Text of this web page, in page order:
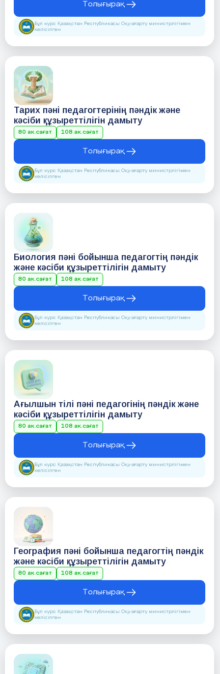
Толығырақ
Бұл курс Қазақстан Республикасы Оқу-ағарту министрлігімен
келісілген
Тарих пәні педагогтерінің пәндік және
кәсіби құзыреттілігін дамыту
80 ак.сағат 108 ак.сағат
Толығырақ
Бұл курс Қазақстан Республикасы Оқу-ағарту министрлігімен
келісілген
Биология пәні бойынша педагогтің пәндік
және кәсіби құзыреттілігін дамыту
80 ак.сағат 108 ак.сағат
Толығырақ
Бұл курс Қазақстан Республикасы Оқу-ағарту министрлігімен
келісілген
Ағылшын тілі пәні педагогінің пәндік және
кәсіби құзыреттілігін дамыту
80 ак.сағат 108 ак.сағат
Толығырақ
Бұл курс Қазақстан Республикасы Оқу-ағарту министрлігімен
келісілген
География пәні бойынша педагогтің пәндік
және кәсіби құзыреттілігін дамыту
80 ак.сағат 108 ак.сағат
Толығырақ
Бұл курс Қазақстан Республикасы Оқу-ағарту министрлігімен
келісілген